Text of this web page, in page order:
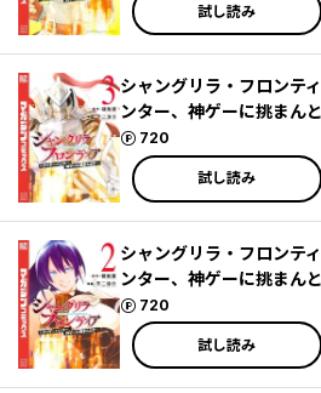
試し読み
シャングリラ・フロンテ
ンター、神ゲーに挑まん
720
ポイント
試し読み
シャングリラ・フロンテ
ンター、神ゲーに挑まん
720
ポイント
試し読み